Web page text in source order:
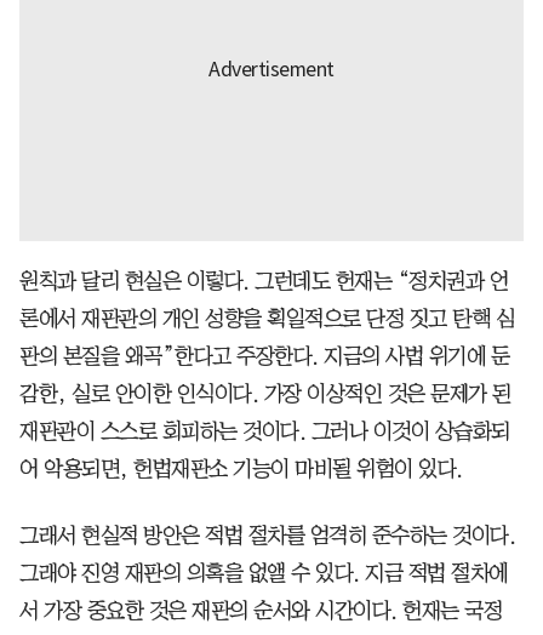
원칙과 달리 현실은 이렇다. 그런데도 헌재는 “정치권과 언
론에서 재판관의 개인 성향을 획일적으로 단정 짓고 탄핵 심
판의 본질을 왜곡”한다고 주장한다. 지금의 사법 위기에 둔
감한, 실로 안이한 인식이다. 가장 이상적인 것은 문제가 된
재판관이 스스로 회피하는 것이다. 그러나 이것이 상습화되
어 악용되면, 헌법재판소 기능이 마비될 위험이 있다.
그래서 현실적 방안은 적법 절차를 엄격히 준수하는 것이다.
그래야 진영 재판의 의혹을 없앨 수 있다. 지금 적법 절차에
서 가장 중요한 것은 재판의 순서와 시간이다. 헌재는 국정